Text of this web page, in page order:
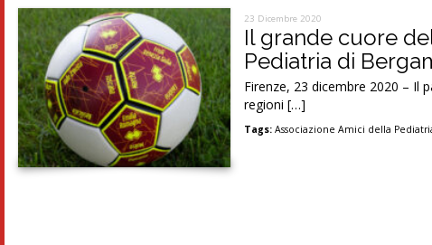
23 Dicembre 2020
Il grande cuore
Pediatria di
Firenze, 23 dicembre 2020 – Il
regioni […]
Tags: Associazione Amici della